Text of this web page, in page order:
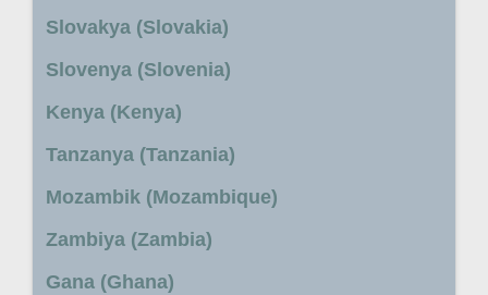
Slovakya (Slovakia)
Slovenya (Slovenia)
Kenya (Kenya)
Tanzanya (Tanzania)
Mozambik (Mozambique)
Zambiya (Zambia)
Gana (Ghana)